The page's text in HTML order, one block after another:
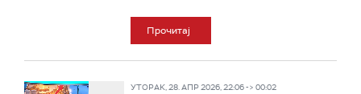
Прочитај
УТОРАК, 28. АПР 2026, 22:06 -> 00:02